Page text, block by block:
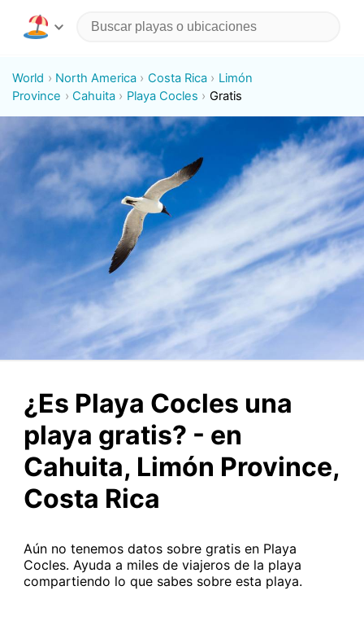
World North America Costa Rica
Limón
Province
Cahuita Playa Cocles Gratis
¿Es Playa Cocles una
playa gratis? - en
Cahuita, Limón Province,
Costa Rica
Aún no tenemos datos sobre gratis en Playa
Cocles. Ayuda a miles de viajeros de la playa
compartiendo lo que sabes sobre esta playa.